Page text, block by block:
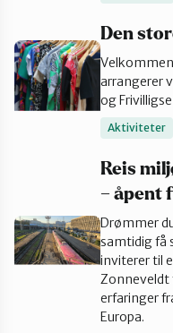
Den
arrangerer
og
Aktiviteter
Reis
– åpent
Drømmer
samtidig få
inviterer til
Zonneveldt
erfaringer
Europa.